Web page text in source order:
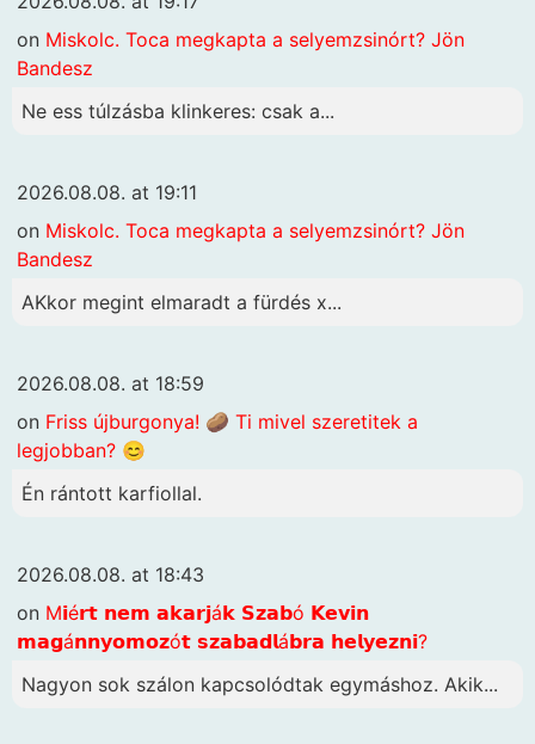
on Miskolc. Toca megkapta a selyemzsinórt? Jön
Bandesz
Ne ess túlzásba klinkeres: csak a...
2026.08.08. at 19:11
on Miskolc. Toca megkapta a selyemzsinórt? Jön
Bandesz
AKkor megint elmaradt a fürdés x...
2026.08.08. at 18:59
on Friss újburgonya! 🥔 Ti mivel szeretitek a
legjobban? 😊
Én rántott karfiollal.
2026.08.08. at 18:43
on M𝗶é𝗿𝘁 𝗻𝗲𝗺 𝗮𝗸𝗮𝗿𝗷á𝗸 𝗦𝘇𝗮𝗯ó 𝗞𝗲𝘃𝗶𝗻
𝗺𝗮𝗴á𝗻𝗻𝘆𝗼𝗺𝗼𝘇ó𝘁 𝘀𝘇𝗮𝗯𝗮𝗱𝗹á𝗯𝗿𝗮 𝗵𝗲𝗹𝘆𝗲𝘇𝗻𝗶?
Nagyon sok szálon kapcsolódtak egymáshoz. Akik...